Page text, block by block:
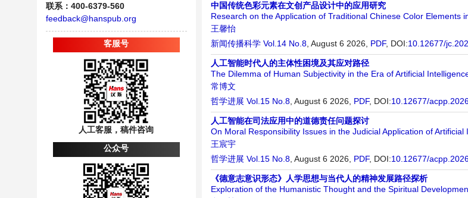
联系：400-6379-560
feedback@hanspub.org
客服号
人工客服，稿件咨询
公众号
中国传统色彩元素在文创产品设计中的应用研究
Research on the Application of Traditional Chinese Color Elements
王馨怡
新闻传播科学 Vol.14 No.8, August 6 2026, PDF, DOI:10.12677/
人工智能时代人的主体性困境及其应对路径
The Dilemma of Human Subjectivity in the Era of Artificial
常博文
哲学进展 Vol.15 No.8, August 6 2026, PDF, DOI:10.12677/
人工智能在司法应用中的道德责任问题探讨
On Moral Responsibility Issues in the Judicial Application of Artificial
王宸宇
哲学进展 Vol.15 No.8, August 6 2026, PDF, DOI:10.12677/
《德意志意识形态》人学思想与当代人的精神发展路径探析
Exploration of the Humanistic Thought and the Spiritual